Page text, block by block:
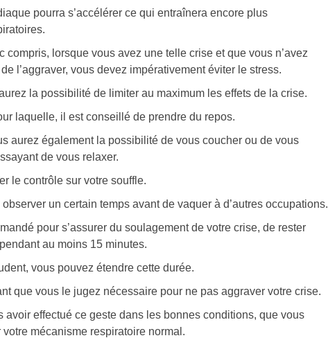
pourra s’accélérer ce qui entraînera encore plus
compris, lorsque vous avez une telle crise et que vous n’avez
l’aggraver, vous devez impérativement éviter le stress.
la possibilité de limiter au maximum les effets de la crise.
laquelle, il est conseillé de prendre du repos.
aurez également la possibilité de vous coucher ou de vous
de vous relaxer.
le contrôle sur votre souffle.
un certain temps avant de vaquer à d’autres occupations.
pour s’assurer du soulagement de votre crise, de rester
au moins 15 minutes.
vous pouvez étendre cette durée.
que vous le jugez nécessaire pour ne pas aggraver votre crise.
avoir effectué ce geste dans les bonnes conditions, que vous
votre mécanisme respiratoire normal.